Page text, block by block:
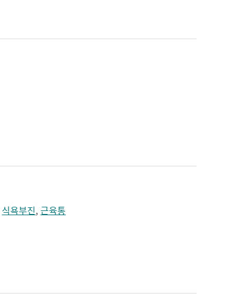
식욕부진,근육통